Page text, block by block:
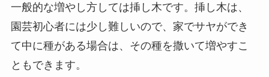
一般的な増やし方しては挿し木です。挿し木は、
園芸初心者には少し難しいので、家でサヤができ
て中に種がある場合は、その種を撒いて増やすこ
ともできます。